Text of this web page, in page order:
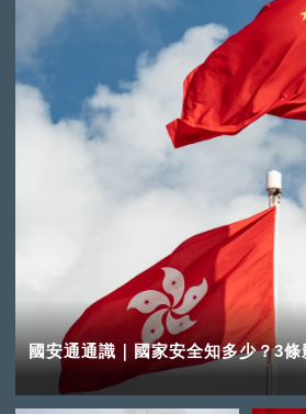
國安通通識｜國家安全知多少？3